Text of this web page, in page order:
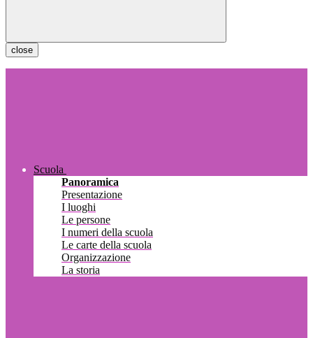
close
Scuola
Panoramica
Presentazione
I luoghi
Le persone
I numeri della scuola
Le carte della scuola
Organizzazione
La storia